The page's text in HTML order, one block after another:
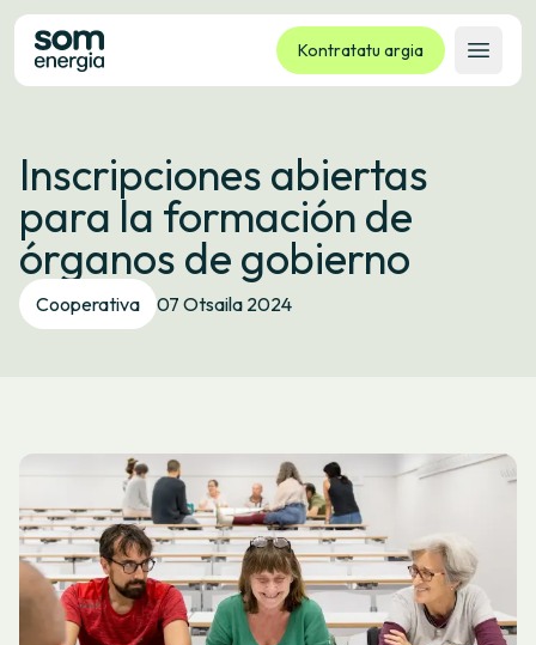
Kontratatu argia
Ireki
Tarifak
Zerbitzuak
Enpresak
Kooperatiba
Kontaktua
Inscripciones abiertas
para la formación de
órganos de gobierno
Cooperativa 07 Otsaila 2024